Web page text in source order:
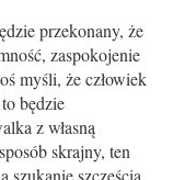
przekonany, że
zaspokojenie
myśli, że człowiek
będzie
z własną
skrajny, ten
szukanie szczęścia.